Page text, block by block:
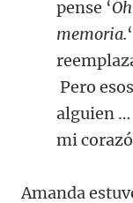
pense ‘
memoria.
Pero
alguien
mi
Amanda